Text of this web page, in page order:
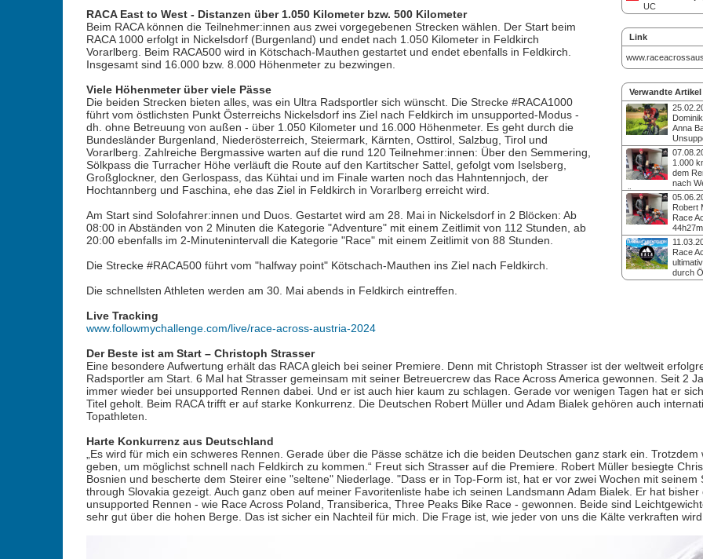
UC
Link
Verwandte Artikel
Anna
EM 2026
Die beiden
den
Startern bei der
Ultracycling, die
Race Across
erstmals in
wird. Die Gewinner
Startplatzverlosung
1.000
dem
nach
Österreich
Beim Race Across
größten
Radrennen
26. bis 30. August
das Land von
Feldkirch. Knapp
Teilnehmer:innen
gemeldet, unter
Robert
Race
44h27m
Deutscher
Premiere des
Robert Müller hat
Teilnehmer die
Österreichs von
Race
durch
Das Race Across
und Abenteurer
Gewinner:innen der
Startplatzverlosung.
RACA East to West - Distanzen über 1.050 Kilometer bzw. 500 Kilometer
Beim RACA können die Teilnehmer:innen aus zwei vorgegebenen Strecken wählen. Der Start beim
RACA 1000 erfolgt in Nickelsdorf (Burgenland) und endet nach 1.050 Kilometer in Feldkirch
Vorarlberg. Beim RACA500 wird in Kötschach-Mauthen gestartet und endet ebenfalls in Feldkirch.
Insgesamt sind 16.000 bzw. 8.000 Höhenmeter zu bezwingen.
Viele Höhenmeter über viele Pässe
Die beiden Strecken bieten alles, was ein Ultra Radsportler sich wünscht. Die Strecke #RACA1000
führt vom östlichsten Punkt Österreichs Nickelsdorf ins Ziel nach Feldkirch im unsupported-Modus -
dh. ohne Betreuung von außen - über 1.050 Kilometer und 16.000 Höhenmeter. Es geht durch die
Bundesländer Burgenland, Niederösterreich, Steiermark, Kärnten, Osttirol, Salzbug, Tirol und
Vorarlberg. Zahlreiche Bergmassive warten auf die rund 120 Teilnehmer:innen: Über den Semmering,
Sölkpass die Turracher Höhe verläuft die Route auf den Kartitscher Sattel, gefolgt vom Iselsberg,
Großglockner, den Gerlospass, das Kühtai und im Finale warten noch das Hahntennjoch, der
Hochtannberg und Faschina, ehe das Ziel in Feldkirch in Vorarlberg erreicht wird.
Am Start sind Solofahrer:innen und Duos. Gestartet wird am 28. Mai in Nickelsdorf in 2 Blöcken: Ab
08:00 in Abständen von 2 Minuten die Kategorie "Adventure" mit einem Zeitlimit von 112 Stunden, ab
20:00 ebenfalls im 2-Minutenintervall die Kategorie "Race" mit einem Zeitlimit von 88 Stunden.
Die Strecke #RACA500 führt vom "halfway point" Kötschach-Mauthen ins Ziel nach Feldkirch.
Die schnellsten Athleten werden am 30. Mai abends in Feldkirch eintreffen.
Live Tracking
www.followmychallenge.com/live/race-across-austria-2024
Der Beste ist am Start – Christoph Strasser
Eine besondere Aufwertung erhält das RACA gleich bei seiner Premiere. Denn mit Christoph Strasser ist der weltweit
Radsportler am Start. 6 Mal hat Strasser gemeinsam mit seiner Betreuercrew das Race Across America gewonnen. Seit 2
immer wieder bei unsupported Rennen dabei. Und er ist auch hier kaum zu schlagen. Gerade vor wenigen Tagen hat er
Titel geholt. Beim RACA trifft er auf starke Konkurrenz. Die Deutschen Robert Müller und Adam Bialek gehören auch
Topathleten.
Harte Konkurrenz aus Deutschland
„Es wird für mich ein schweres Rennen. Gerade über die Pässe schätze ich die beiden Deutschen ganz stark ein. Trotzdem
geben, um möglichst schnell nach Feldkirch zu kommen.“ Freut sich Strasser auf die Premiere. Robert Müller besiegte
Bosnien und bescherte dem Steirer eine "seltene" Niederlage. "Dass er in Top-Form ist, hat er vor zwei Wochen mit seinem
through Slovakia gezeigt. Auch ganz oben auf meiner Favoritenliste habe ich seinen Landsmann Adam Bialek. Er hat bisher
unsupported Rennen - wie Race Across Poland, Transiberica, Three Peaks Bike Race - gewonnen. Beide sind
sehr gut über die hohen Berge. Das ist sicher ein Nachteil für mich. Die Frage ist, wie jeder von uns die Kälte verkraften